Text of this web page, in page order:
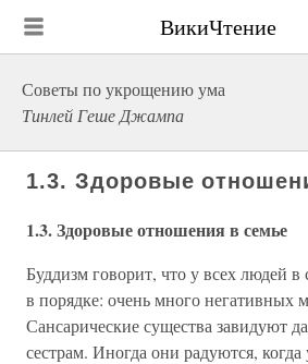
ВикиЧтение
Советы по укрощению ума
Тинлей Геше Джампа
1.3. Здоровые
1.3. Здоровые отношения в семье
Буддизм говорит, что у всех людей в
в порядке: очень много негативных
Сансарические существа завидуют
сестрам. Иногда они радуются,